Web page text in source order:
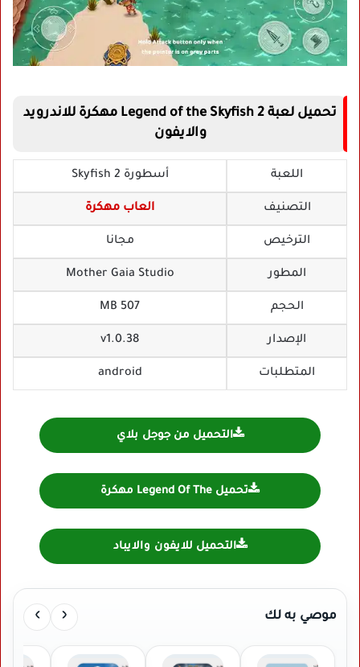
تحميل لعبة Legend of the Skyfish 2 مهكرة للاندرويد
والايفون
اللعبة أسطورة Skyfish 2
التصنيف العاب مهكرة
الترخيص مجانا
المطور Mother Gaia Studio‏
الحجم 507 MB
الإصدار v1.0.38
المتطلبات android
التحميل من جوجل بلاي
تحميل Legend Of The مهكرة
التحميل للايفون والايباد
موصي به لك ‹
›